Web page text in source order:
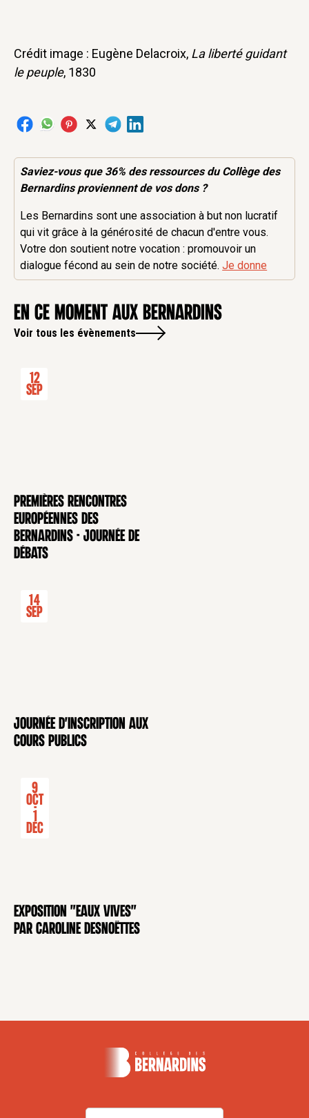
Crédit image : Eugène Delacroix, La liberté guidant
le peuple, 1830
Saviez-vous que 36% desressourcesdu Collège des
Bernardins proviennent de vos dons ?
Les Bernardins sont une association à but non lucratif
qui vit grâce à la générosité de chacun d'entre vous.
Votre don soutient notre vocation : promouvoir un
dialogue fécond au sein de notre société.Je donne
en ce moment aux Bernardins
Voir tous les évènements
CONFÉRENCE
12
Sep
Premières rencontres
européennes des
Bernardins - Journée de
débats
CONFÉRENCE
14
Sep
Journée d'inscription aux
cours publics
EXPOSITION
9
Oct
-
1
Déc
Exposition "Eaux Vives"
par Caroline Desnoëttes